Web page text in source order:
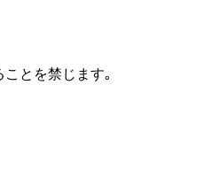
とを禁じます｡